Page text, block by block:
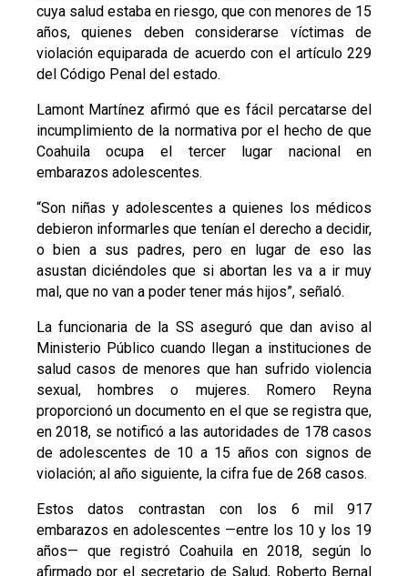
cuya salud estaba en riesgo, que con menores de 15
años, quienes deben considerarse víctimas de
violación equiparada de acuerdo con el artículo 229
del Código Penal del estado.
Lamont Martínez afirmó que es fácil percatarse del
incumplimiento de la normativa por el hecho de que
Coahuila ocupa el tercer lugar nacional en
embarazos adolescentes.
“Son niñas y adolescentes a quienes los médicos
debieron informarles que tenían el derecho a decidir,
o bien a sus padres, pero en lugar de eso las
asustan diciéndoles que si abortan les va a ir muy
mal, que no van a poder tener más hijos”, señaló.
La funcionaria de la SS aseguró que dan aviso al
Ministerio Público cuando llegan a instituciones de
salud casos de menores que han sufrido violencia
sexual, hombres o mujeres. Romero Reyna
proporcionó un documento en el que se registra que,
en 2018, se notificó a las autoridades de 178 casos
de adolescentes de 10 a 15 años con signos de
violación; al año siguiente, la cifra fue de 268 casos.
Estos datos contrastan con los 6 mil 917
embarazos en adolescentes —entre los 10 y los 19
años— que registró Coahuila en 2018, según lo
afirmado por el secretario de Salud, Roberto Bernal